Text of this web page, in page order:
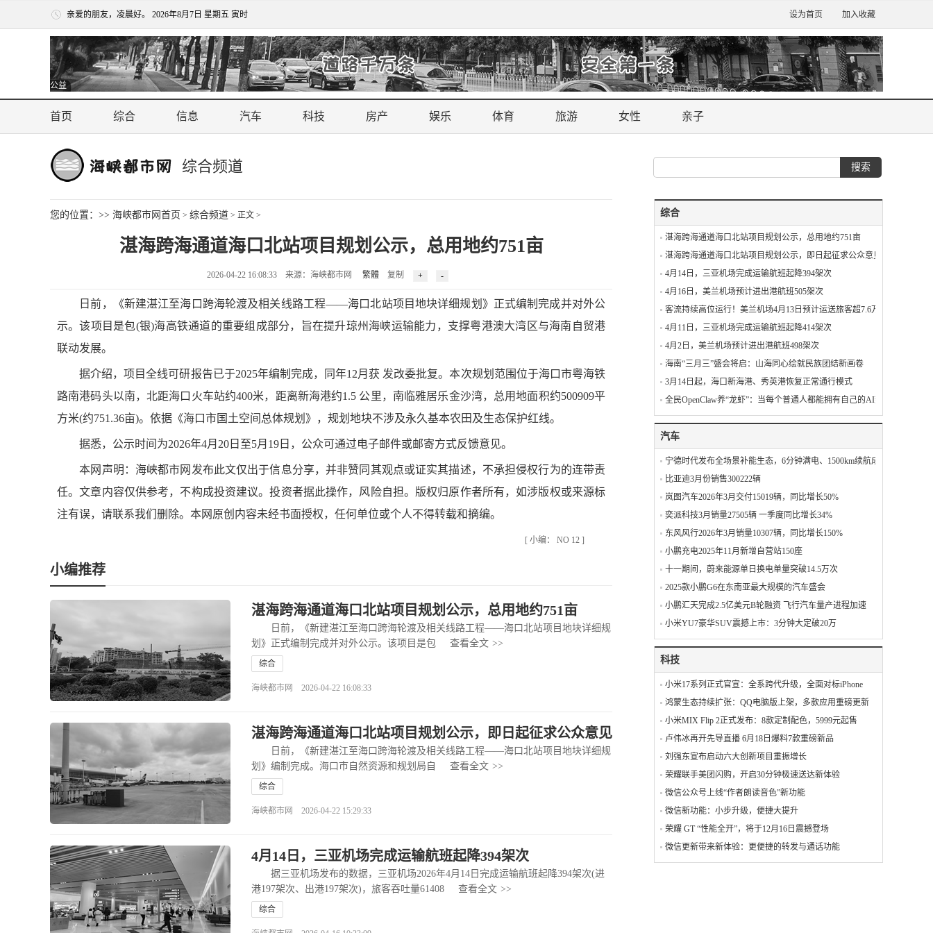
亲爱的朋友，凌晨好。 2026年8月7日 星期五 寅时 设为首页 加入收藏
公益
首页 综合 信息 汽车 科技 房产 娱乐 体育 旅游 女性 亲子
综合频道
您的位置：>> 海峡都市网首页 > 综合频道 > 正文 >
湛海跨海通道海口北站项目规划公示，总用地约751亩
2026-04-22 16:08:33 来源：海峡都市网 繁體 复制
日前，《新建湛江至海口跨海轮渡及相关线路工程——海口北站项目地块详细规划》正式编制完成并对外公
示。该项目是包(银)海高铁通道的重要组成部分，旨在提升琼州海峡运输能力，支撑粤港澳大湾区与海南自贸港
联动发展。
据介绍，项目全线可研报告已于2025年编制完成，同年12月获 发改委批复。本次规划范围位于海口市粤海铁
路南港码头以南，北距海口火车站约400米，距离新海港约1.5 公里，南临雅居乐金沙湾，总用地面积约500909平
方米(约751.36亩)。依据《海口市国土空间总体规划》，规划地块不涉及永久基本农田及生态保护红线。
据悉，公示时间为2026年4月20日至5月19日，公众可通过电子邮件或邮寄方式反馈意见。
本网声明：海峡都市网发布此文仅出于信息分享，并非赞同其观点或证实其描述，不承担侵权行为的连带责
任。文章内容仅供参考，不构成投资建议。投资者据此操作，风险自担。版权归原作者所有，如涉版权或来源标
注有误，请联系我们删除。本网原创内容未经书面授权，任何单位或个人不得转载和摘编。
[ 小编： NO 12 ]
小编推荐
湛海跨海通道海口北站项目规划公示，总用地约751亩
日前，《新建湛江至海口跨海轮渡及相关线路工程——海口北站项目地块详细规
划》正式编制完成并对外公示。该项目是包
查看全文 >>
综合
海峡都市网 2026-04-22 16:08:33
湛海跨海通道海口北站项目规划公示，即日起征求公众意见
日前，《新建湛江至海口跨海轮渡及相关线路工程——海口北站项目地块详细规
划》编制完成。海口市自然资源和规划局自
查看全文 >>
综合
海峡都市网 2026-04-22 15:29:33
4月14日，三亚机场完成运输航班起降394架次
据三亚机场发布的数据，三亚机场2026年4月14日完成运输航班起降394架次(进
港197架次、出港197架次)，旅客吞吐量61408
查看全文 >>
综合
综合
湛海跨海通道海口北站项目规划公示，总用地约751亩
湛海跨海通道海口北站项目规划公示，即日起征求公众意见
4月14日，三亚机场完成运输航班起降394架次
4月16日，美兰机场预计进出港航班505架次
客流持续高位运行！美兰机场4月13日预计运送旅客超7.6万人次
4月11日，三亚机场完成运输航班起降414架次
4月2日，美兰机场预计进出港航班498架次
海南“三月三”盛会将启：山海同心绘就民族团结新画卷
3月14日起，海口新海港、秀英港恢复正常通行模式
全民OpenClaw养“龙虾”：当每个普通人都能拥有自己的AI数字员工
汽车
宁德时代发布全场景补能生态，6分钟满电、1500km续航成现实
比亚迪3月份销售300222辆
岚图汽车2026年3月交付15019辆，同比增长50%
奕派科技3月销量27505辆 一季度同比增长34%
东风风行2026年3月销量10307辆，同比增长150%
小鹏充电2025年11月新增自营站150座
十一期间，蔚来能源单日换电单量突破14.5万次
2025款小鹏G6在东南亚最大规模的汽车盛会
小鹏汇天完成2.5亿美元B轮融资 飞行汽车量产进程加速
小米YU7豪华SUV震撼上市：3分钟大定破20万
科技
小米17系列正式官宣：全系跨代升级，全面对标iPhone
鸿蒙生态持续扩张：QQ电脑版上架，多款应用重磅更新
小米MIX Flip 2正式发布：8款定制配色，5999元起售
卢伟冰再开先导直播 6月18日爆料7款重磅新品
刘强东宣布启动六大创新项目重振增长
荣耀联手美团闪购，开启30分钟极速送达新体验
微信公众号上线“作者朗读音色”新功能
微信新功能：小步升级，便捷大提升
荣耀 GT “性能全开”，将于12月16日震撼登场
微信更新带来新体验：更便捷的转发与通话功能